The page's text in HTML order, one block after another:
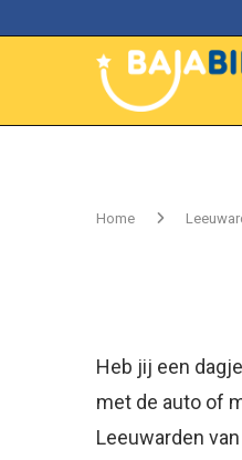
Home
Heb jij een
met de auto of
Leeuwarden